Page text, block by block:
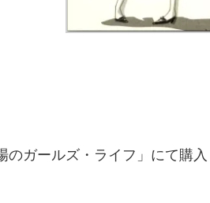
ガールズ・ライフ」にて購